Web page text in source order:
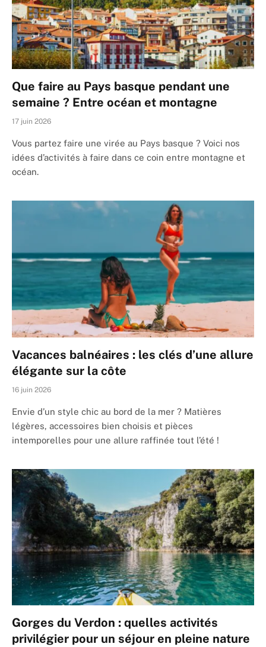
Que faire au Pays basque pendant une
semaine ? Entre océan et montagne
17 juin 2026
Vous partez faire une virée au Pays basque ? Voici nos
idées d’activités à faire dans ce coin entre montagne et
océan.
Vacances balnéaires : les clés d’une allure
élégante sur la côte
16 juin 2026
Envie d’un style chic au bord de la mer ? Matières
légères, accessoires bien choisis et pièces
intemporelles pour une allure raffinée tout l’été !
Gorges du Verdon : quelles activités
privilégier pour un séjour en pleine nature